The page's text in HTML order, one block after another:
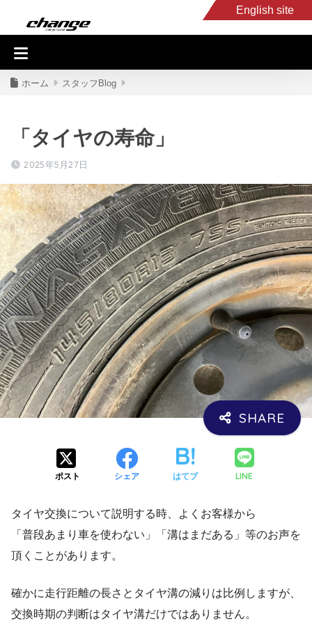
English site
入庫車情報
ホーム スタッフBlog
「タイヤの寿命」
2025年5月27日
ポスト シェア はてブ LINE
タイヤ交換について説明する時、よくお客様から
「普段あまり車を使わない」「溝はまだある」等のお声を
頂くことがあります。
確かに走行距離の長さとタイヤ溝の減りは比例しますが、
交換時期の判断はタイヤ溝だけではありません。